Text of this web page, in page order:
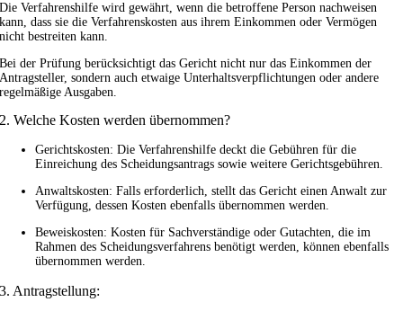
Die Verfahrenshilfe wird gewährt, wenn die betroffene Person nachweisen
kann, dass sie die Verfahrenskosten aus ihrem Einkommen oder Vermögen
nicht bestreiten kann.
Bei der Prüfung berücksichtigt das Gericht nicht nur das Einkommen der
Antragsteller, sondern auch etwaige Unterhaltsverpflichtungen oder andere
regelmäßige Ausgaben.
2. Welche Kosten werden übernommen?
Gerichtskosten: Die Verfahrenshilfe deckt die Gebühren für die
Einreichung des Scheidungsantrags sowie weitere Gerichtsgebühren.
Anwaltskosten: Falls erforderlich, stellt das Gericht einen Anwalt zur
Verfügung, dessen Kosten ebenfalls übernommen werden.
Beweiskosten: Kosten für Sachverständige oder Gutachten, die im
Rahmen des Scheidungsverfahrens benötigt werden, können ebenfalls
übernommen werden.
3. Antragstellung: